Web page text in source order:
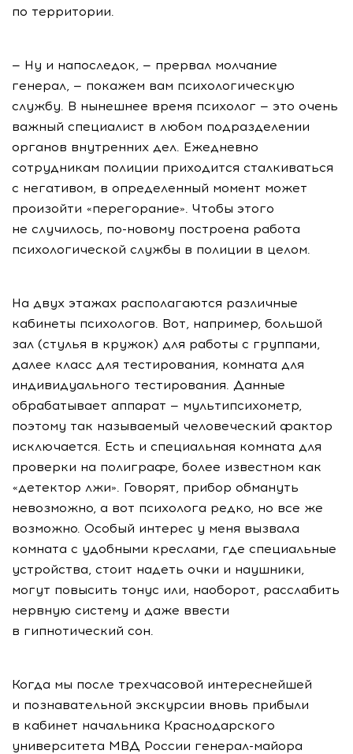
по территории.
— Ну и напоследок, — прервал молчание
генерал, — покажем вам психологическую
службу. В нынешнее время психолог — это очень
важный специалист в любом подразделении
органов внутренних дел. Ежедневно
сотрудникам полиции приходится сталкиваться
с негативом, в определенный момент может
произойти «перегорание». Чтобы этого
не случилось, по-новому построена работа
психологической службы в полиции в целом.
На двух этажах располагаются различные
кабинеты психологов. Вот, например, большой
зал (стулья в кружок) для работы с группами,
далее класс для тестирования, комната для
индивидуального тестирования. Данные
обрабатывает аппарат — мультипсихометр,
поэтому так называемый человеческий фактор
исключается. Есть и специальная комната для
проверки на полиграфе, более известном как
«детектор лжи». Говорят, прибор обмануть
невозможно, а вот психолога редко, но все же
возможно. Особый интерес у меня вызвала
комната с удобными креслами, где специальные
устройства, стоит надеть очки и наушники,
могут повысить тонус или, наоборот, расслабить
нервную систему и даже ввести
в гипнотический сон.
Когда мы после трехчасовой интереснейшей
и познавательной экскурсии вновь прибыли
в кабинет начальника Краснодарского
университета МВД России генерал-майора